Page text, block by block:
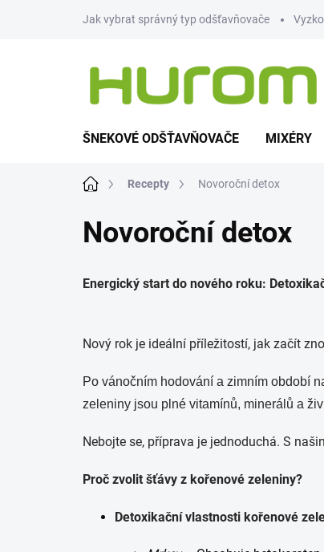
Jak vybrat správný typ odšťavňovače
ŠNEKOVÉ ODŠŤAVŇOVAČE MIXÉRY
Domů Recepty Novoroční detox
Novoroční detox
Energický start do nového roku:
Nový rok je ideální příležitostí, jak začít
Po vánočním hodování a zimním období
zeleniny jsou plné vitamínů, minerálů a
Nebojte se, příprava je jednoduchá. S
Proč zvolit šťávy z kořenové zeleniny?
Detoxikační vlastnosti kořenové